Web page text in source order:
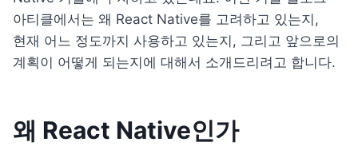
아티클에서는 왜 React Native를 고려하고 있는지,
현재 어느 정도까지 사용하고 있는지, 그리고 앞으로의
계획이 어떻게 되는지에 대해서 소개드리려고 합니다.
왜 React Native인가